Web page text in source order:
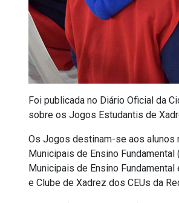
Foi publicada no Diário Oficial da
sobre os Jogos Estudantis de
Os Jogos destinam-se aos alunos
Municipais de Ensino Fundamental
Municipais de Ensino
e Clube de Xadrez dos CEUs da